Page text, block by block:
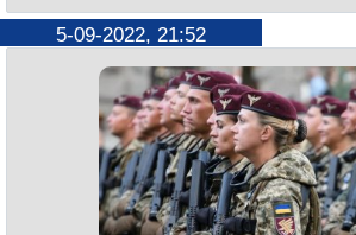
müraciət etdi:
yaşayan insanlara müraciət edib. Bunu
səhifəsində yazıb. O bildirib ki, Krım
olunmasına hazır olmalıdır. “İşğal
yarımadasının əhalisinin işğaldan azad
tövsiyələrinə əməl etmələrini xahiş edirik.
ehtiyatını təmin etmək
5-09-2022, 21:52